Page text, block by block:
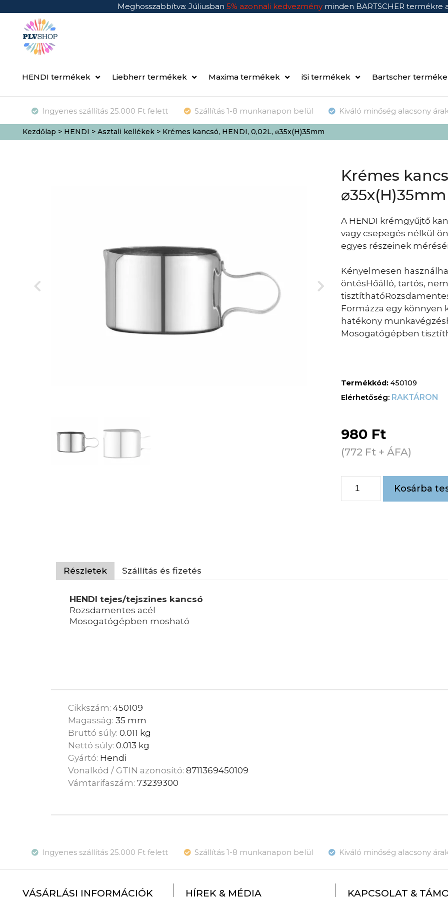
Meghosszabbítva: Júliusban 5% azonnali kedvezmény minden BARTSCHER termékre
HENDI termékek Liebherr termékek Maxima termékek iSi termékek Bartscher
Ingyenes szállítás 25.000 Ft felett Szállítás 1-8 munkanapon belül Kiváló minőség alacsony
Kezdőlap > HENDI > Asztali kellékek> Krémes kancsó, HENDI, 0,02L, ⌀35x(H)35mm
Krémes
⌀35x(H)35mm
A HENDI krémgyűjtő
vagy csepegés nélkül
egyes részeinek
Kényelmesen
öntésHőálló, tartós,
Formázza egy könnyen
hatékony
Mosogatógépben
Termékkód: 450109
RAKTÁRON
980 Ft
(772 Ft + ÁFA)
Kosárba
Részletek Szállítás és fizetés
HENDI tejes/tejszines kancsó
Rozsdamentes acél
Mosogatógépben mosható
Cikkszám:450109
Magasság:35 mm
Bruttó súly:0.011 kg
Nettó súly:0.013 kg
Gyártó: Hendi
Vonalkód / GTIN azonosító:8711369450109
Vámtarifaszám:73239300
Ingyenes szállítás 25.000 Ft felett Szállítás 1-8 munkanapon belül Kiváló minőség alacsony
VÁSÁRLÁSI INFORMÁCIÓK HÍREK & MÉDIA KAPCSOLAT &